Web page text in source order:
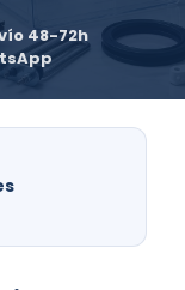
48-72h